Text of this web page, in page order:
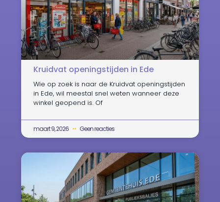
Kruidvat openingstijden in Ede
Wie op zoek is naar de Kruidvat openingstijden
in Ede, wil meestal snel weten wanneer deze
winkel geopend is. Of
maart 9, 2026 Geen reacties